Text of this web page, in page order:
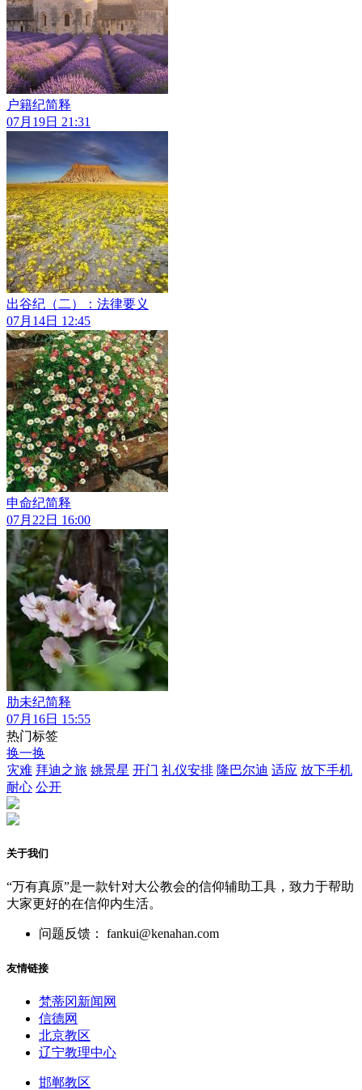
户籍纪简释
07月19日 21:31
出谷纪（二）：法律要义
07月14日 12:45
申命纪简释
07月22日 16:00
肋未纪简释
07月16日 15:55
热门标签
换一换
灾难 拜迪之旅 姚景星 开门 礼仪安排 隆巴尔迪 适应 放下手机
耐心 公开
关于我们
“万有真原”是一款针对大公教会的信仰辅助工具，致力于帮助
大家更好的在信仰内生活。
问题反馈： fankui@kenahan.com
友情链接
梵蒂冈新闻网
信德网
北京教区
辽宁教理中心
邯郸教区